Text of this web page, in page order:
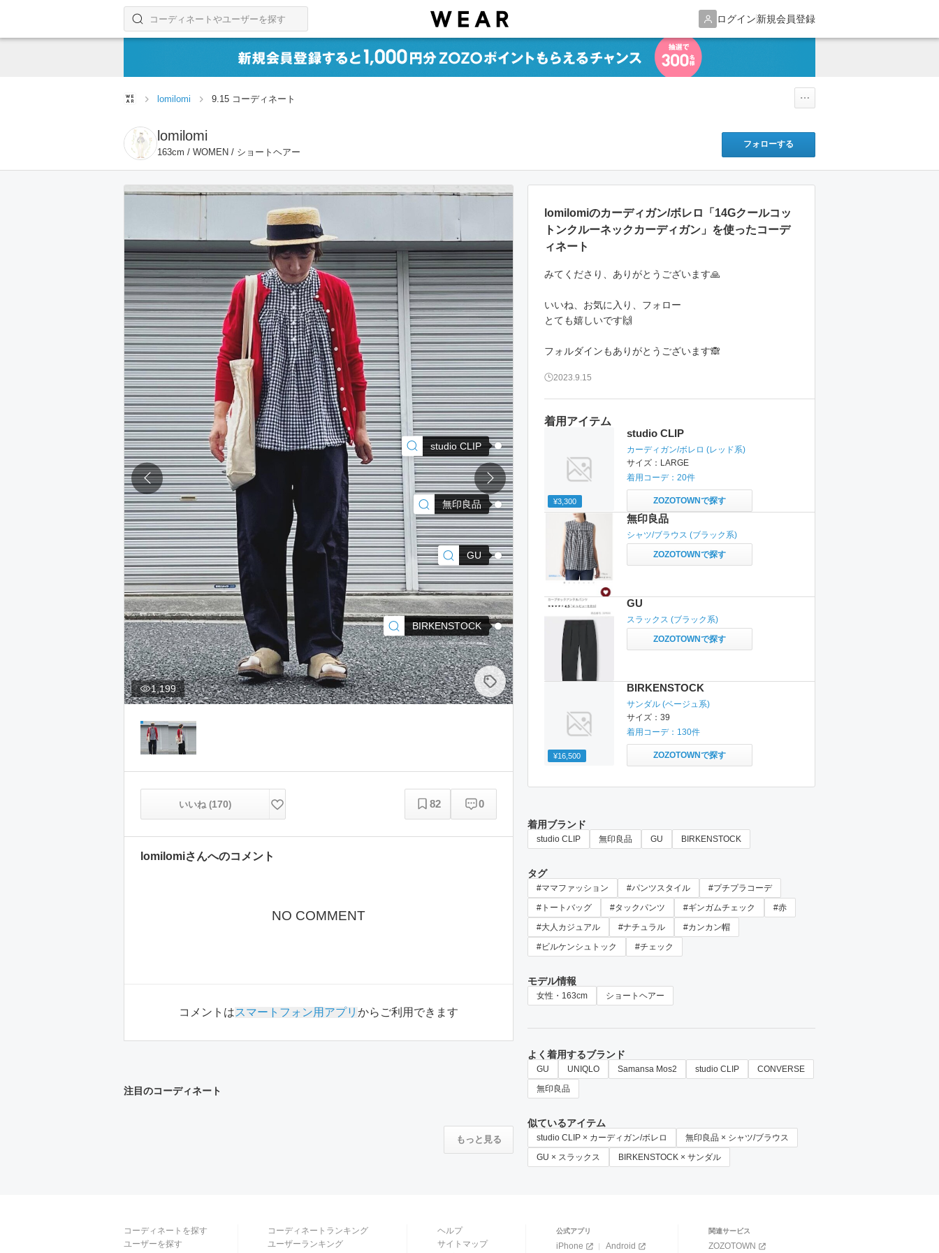
ログイン新規会員登録
コーディネートやユーザーを探す
検索する
lomilomi 9.15 コーディネート
lomilomi
163cm / WOMEN / ショートヘアー
フォローする
studio CLIP
無印良品
GU
BIRKENSTOCK
1,199
いいね (170) 82 0
lomilomiさんへのコメント
NO COMMENT
コメントはスマートフォン用アプリ からご利用できます
着用アイテム
¥3,300
studio CLIP
カーディガン/ボレロ (レッド系)
サイズ： LARGE
着用コーデ： 20件
ZOZOTOWNで探す
無印良品
シャツ/ブラウス (ブラック系)
ZOZOTOWNで探す
GU
スラックス (ブラック系)
ZOZOTOWNで探す
¥16,500
BIRKENSTOCK
サンダル (ベージュ系)
サイズ： 39
着用コーデ： 130件
ZOZOTOWNで探す
lomilomiのカーディガン/ボレロ「14Gクールコッ
トンクルーネックカーディガン」を使ったコーデ
ィネート
みてくださり、ありがとうございます🙏
いいね、お気に入り、フォロー
とても嬉しいです🙌
フォルダインもありがとうございます🙈
2023.9.15
着用ブランド
studio CLIP 無印良品 GU BIRKENSTOCK
タグ
#ママファッション #パンツスタイル
#プチプラコーデ
#トートバッグ
#タックパンツ #ギンガムチェック
#赤
#大人カジュアル
#ナチュラル
#カンカン帽
#ビルケンシュトック
#チェック
モデル情報
女性・163cm ショートヘアー
よく着用するブランド
GU UNIQLO Samansa Mos2 studio CLIP
CONVERSE
無印良品
似ているアイテム
studio CLIP × カーディガン/ボレロ
無印良品 × シャツ/ブラウス
GU × スラックス
BIRKENSTOCK × サンダル
注目のコーディネート
もっと見る
コーディネートを探す
ユーザーを探す
コーディネートランキング
ユーザーランキング
ヘルプ
サイトマップ
公式アプリ
iPhone Android
関連サービス
ZOZOTOWN